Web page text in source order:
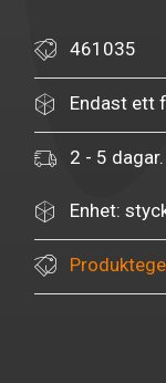
461035
Endast ett
2 - 5
Enhet: